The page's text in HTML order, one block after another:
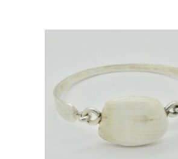
AJOUTER AU PANIER